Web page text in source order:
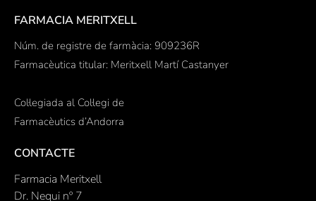
FARMACIA MERITXELL
Núm. de registre de farmàcia: 909236R
Farmacèutica titular: Meritxell Martí Castanyer
Col·legiada al Col·legi de
Farmacèutics d’Andorra
CONTACTE
Farmacia Meritxell
Dr. Nequi nº 7